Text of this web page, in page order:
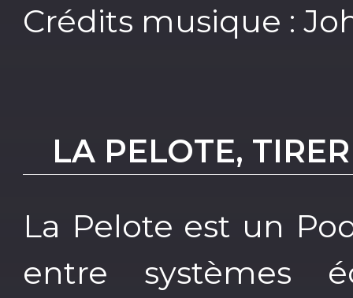
Crédits musique :
LA PELOTE,
La Pelote est un
entre systèmes